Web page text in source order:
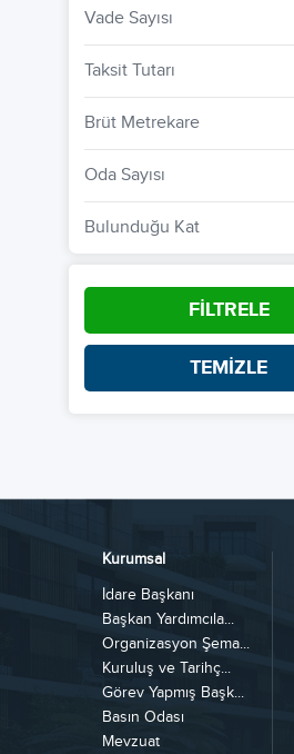
Vade Sayısı
Taksit Tutarı
Brüt Metrekare
Oda Sayısı
Bulunduğu Kat
FİLTRELE
TEMİZLE
Kurumsal
İdare Başkanı
Başkan Yardımcıla...
Organizasyon Şema...
Kuruluş ve Tarihç...
Görev Yapmış Başk...
Basın Odası
Mevzuat